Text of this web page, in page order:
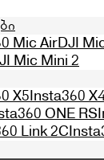
Mic AirDJI
Mic Mini 2
X5Insta360 X4
ONE RS
Link 2C